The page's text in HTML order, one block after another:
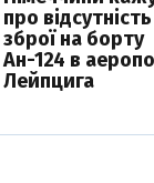
про відсутність
зброї на борту
Ан-124 в
Лейпцига